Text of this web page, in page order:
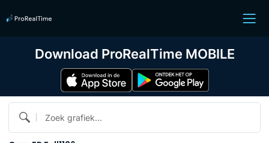
Zoek grafiek...
Download ProRealTime MOBILE